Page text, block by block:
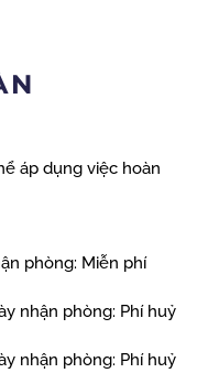
áp dụng việc hoàn
phòng: Miễn phí
nhận phòng: Phí huỷ
nhận phòng: Phí huỷ